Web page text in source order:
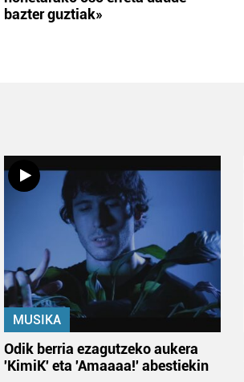
bazter guztiak»
MUSIKA
Odik berria ezagutzeko aukera
'KimiK' eta 'Amaaaa!' abestiekin